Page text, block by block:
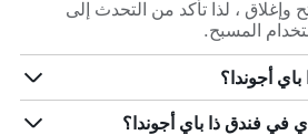
وإغلاق ، لذا تأكد من التحدث إلى
المسبح.
أجوندا؟
في فندق ذا باي أجوندا؟